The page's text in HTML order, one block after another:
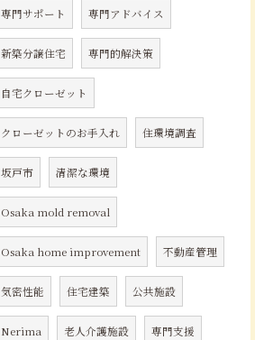
専門サポート 専門アドバイス
新築分譲住宅 専門的解決策
自宅クローゼット
クローゼットのお手入れ 住環境調査
坂戸市 清潔な環境
Osaka mold removal
Osaka home improvement 不動産管理
気密性能 住宅建築 公共施設
Nerima 老人介護施設 専門支援